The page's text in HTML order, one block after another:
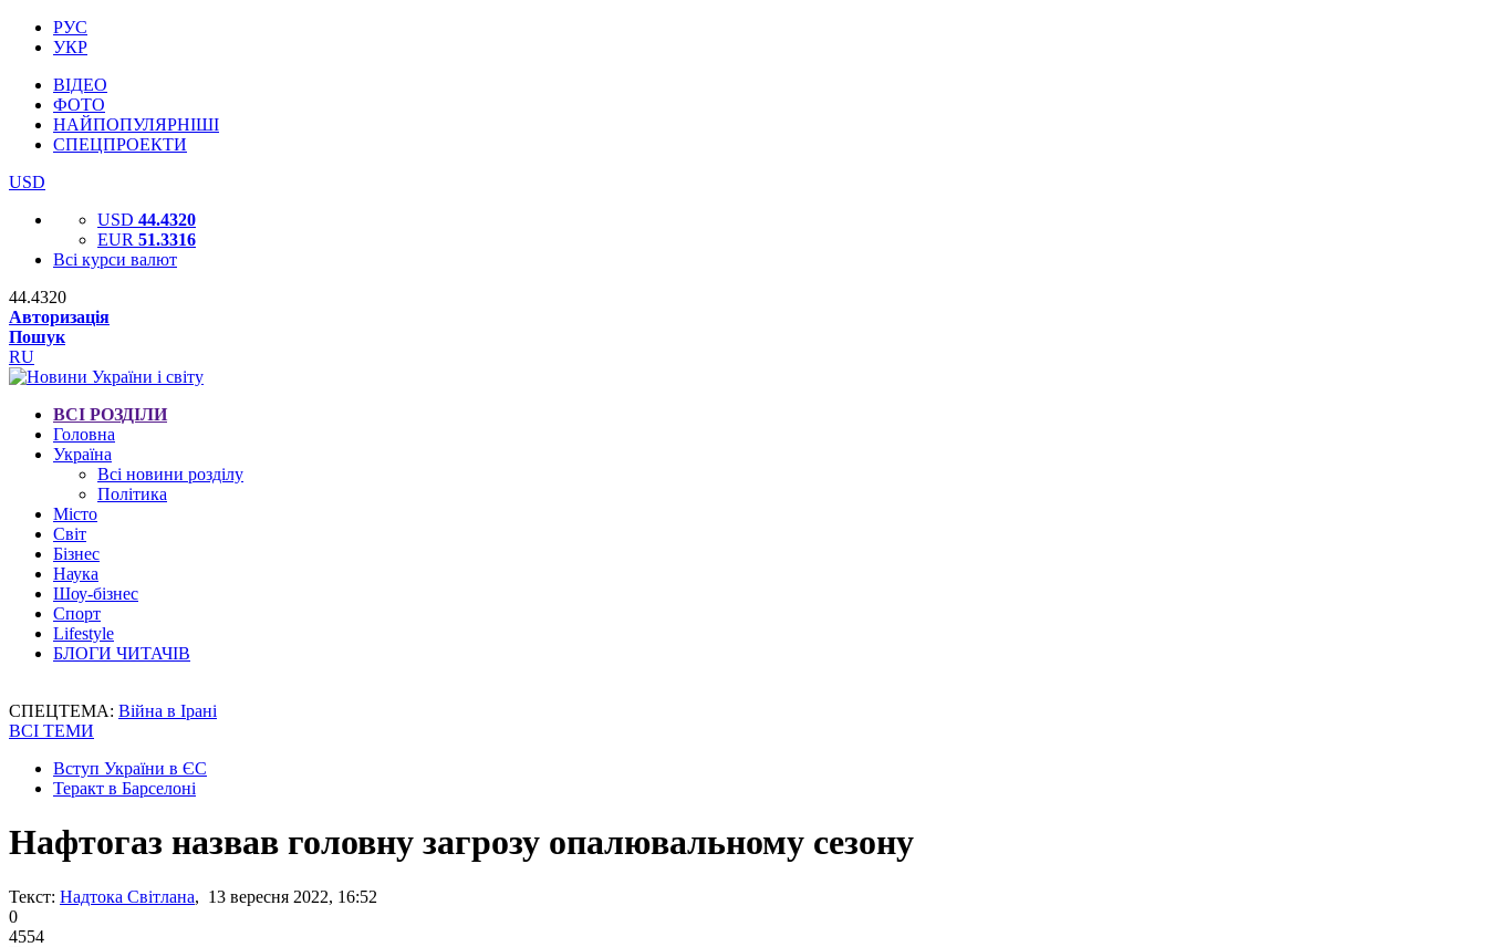
РУС
УКР
ВІДЕО
ФОТО
НАЙПОПУЛЯРНІШІ
СПЕЦПРОЕКТИ
USD
USD 44.4320
EUR 51.3316
Всі курси валют
44.4320
Авторизація
Пошук
RU
ВСІ РОЗДІЛИ
Головна
Україна
Всі новини розділу
Політика
Місто
Світ
Бізнес
Наука
Шоу-бізнес
Спорт
Lifestyle
БЛОГИ ЧИТАЧІВ
СПЕЦТЕМА: Війна в Ірані
ВСІ ТЕМИ
Вступ України в ЄС
Теракт в Барселоні
Нафтогаз назвав головну загрозу опалювальному сезону
Текст: Надтока Світлана, 13 вересня 2022, 16:52
0
4554